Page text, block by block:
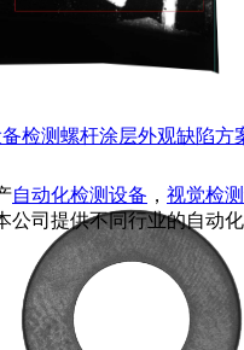
检测螺杆涂层外观缺陷方
自动化检测设备 ， 视觉检
公司提供不同行业的自动